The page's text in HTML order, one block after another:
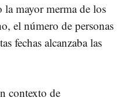
la mayor merma de los
el número de personas
fechas alcanzaba las
contexto de